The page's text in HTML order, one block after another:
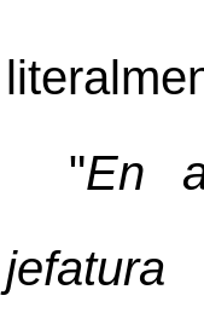
"En